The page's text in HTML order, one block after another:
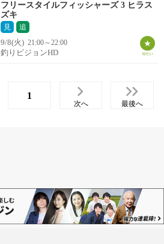
フリースタイルフィッシャーズ 3 ヒラス
ズキ
見 追
9/8(火) 21:00～22:00
釣りビジョンHD
1
次へ 最後へ